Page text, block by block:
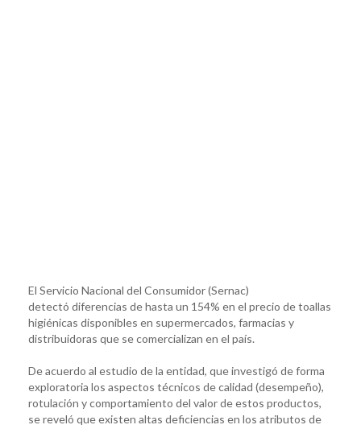
El Servicio Nacional del Consumidor (Sernac)
detectó diferencias de hasta un 154% en el precio de toallas
higiénicas disponibles en supermercados, farmacias y
distribuidoras que se comercializan en el país.
De acuerdo al estudio de la entidad, que investigó de forma
exploratoria los aspectos técnicos de calidad (desempeño),
rotulación y comportamiento del valor de estos productos,
se reveló que existen altas deficiencias en los atributos de